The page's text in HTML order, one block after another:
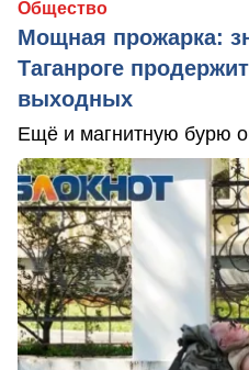
Общество
Мощная прожарка:
Таганроге
выходных
Ещё и магнитную бурю